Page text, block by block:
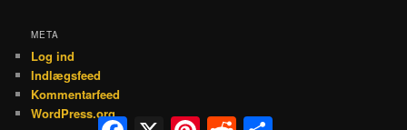
META
Log ind
Indlægsfeed
Kommentarfeed
WordPress.org
Facebook
X PinterestReddit